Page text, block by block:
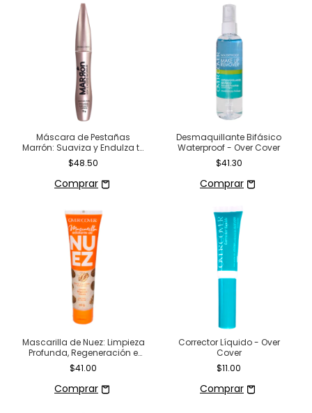
Máscara de Pestañas
Marrón: Suaviza y Endulza tu
Mirada
$48.50
Desmaquillante Bifásico
Waterproof - Over Cover
$41.30
Mascarilla de Nuez: Limpieza
Profunda, Regeneración e
Hidratación
$41.00
Corrector Líquido - Over
Cover
$11.00